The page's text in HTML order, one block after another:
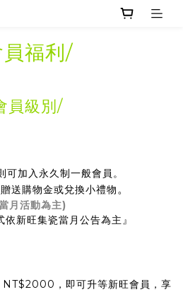
福利 /
員級別/
可加入永久制一般會員。
送購物金或兌換小禮物。
月活動為主)
依新旺集瓷當月公告為主』
NT$2000，即可升等新旺會員，享